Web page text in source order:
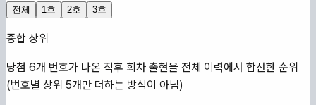
전체 1호 2호 3호
종합 상위
당첨 6개 번호가 나온 직후 회차 출현을 전체 이력에서 합산한 순위
(번호별 상위 5개만 더하는 방식이 아님)